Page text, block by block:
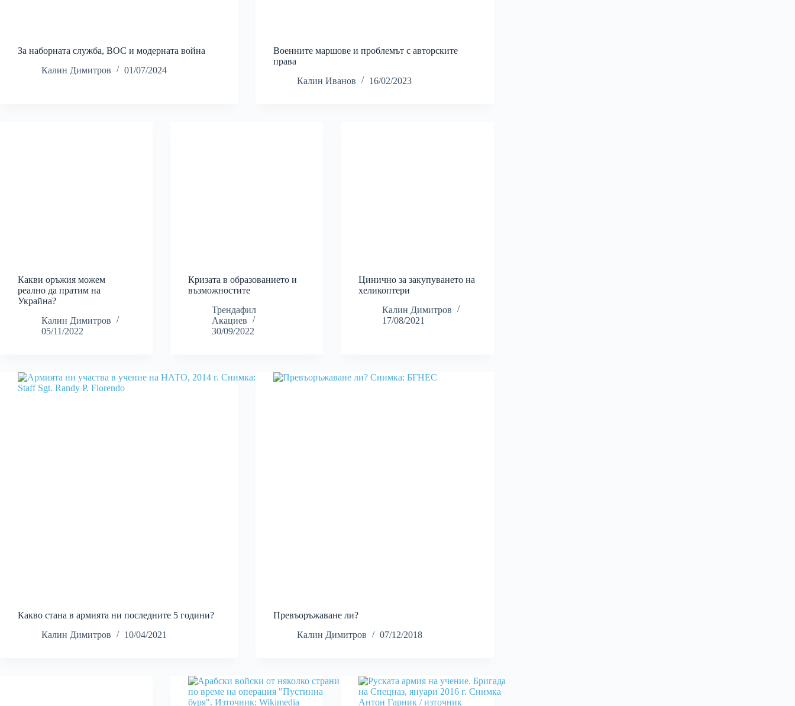
За наборната служба, ВОС и модерната война
Калин Димитров
01/07/2024
Военните маршове и проблемът с авторските
права
Калин Иванов
16/02/2023
Какви оръжия можем
реално да пратим на
Украйна?
Калин Димитров
05/11/2022
Кризата в образованието и
възможностите
Трендафил
Акациев
30/09/2022
Цинично за закупуването на
хеликоптери
Калин Димитров
17/08/2021
Какво стана в армията ни последните 5 години?
Калин Димитров
10/04/2021
Превъоръжаване ли?
Калин Димитров
07/12/2018